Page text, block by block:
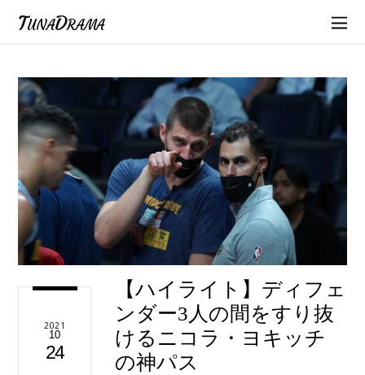
TunaDrama
2021
10
24
【ハイライト】ディフェ
ンダー3人の間をすり抜
けるニコラ・ヨキッチ
の神パス